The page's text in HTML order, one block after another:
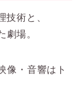
技術と、
劇場。
像・音響はト